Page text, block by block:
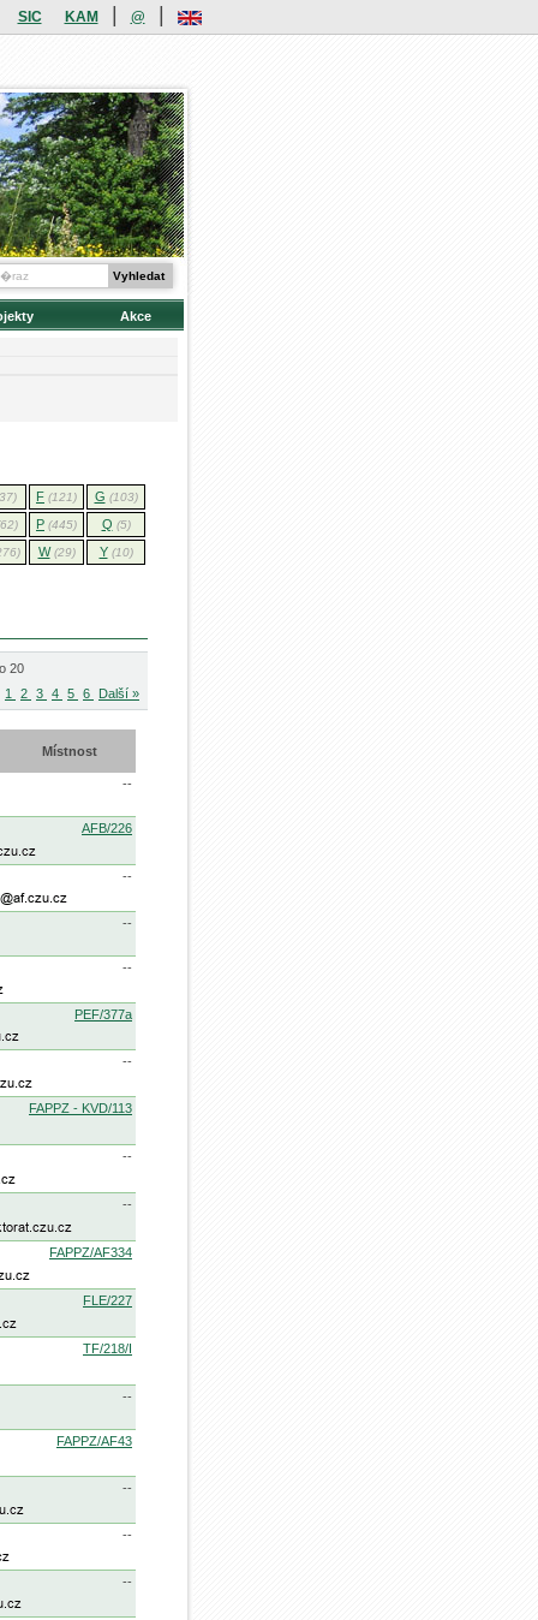
SIC KAM @
Akce
F (121) G (103)
P (445) Q (5)
W (29) Y (10)
20
1
2 3 4 5 6 Další »
Místnost
--
AFB/226
--
--
--
PEF/377a
--
FAPPZ - KVD/113
--
--
FAPPZ/AF334
FLE/227
TF/218/I
--
FAPPZ/AF43
--
--
--